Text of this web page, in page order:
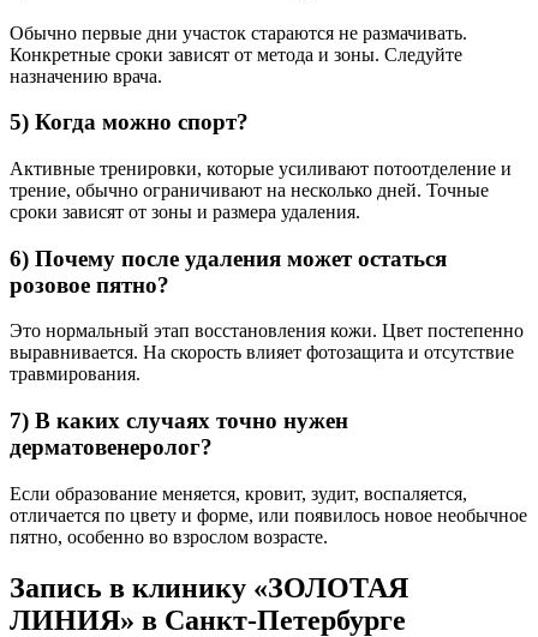
Обычно первые дни участок стараются не размачивать.
Конкретные сроки зависят от метода и зоны. Следуйте
назначению врача.
5) Когда можно спорт?
Активные тренировки, которые усиливают потоотделение и
трение, обычно ограничивают на несколько дней. Точные
сроки зависят от зоны и размера удаления.
6) Почему после удаления может остаться
розовое пятно?
Это нормальный этап восстановления кожи. Цвет постепенно
выравнивается. На скорость влияет фотозащита и отсутствие
травмирования.
7) В каких случаях точно нужен
дерматовенеролог?
Если образование меняется, кровит, зудит, воспаляется,
отличается по цвету и форме, или появилось новое необычное
пятно, особенно во взрослом возрасте.
Запись в клинику «ЗОЛОТАЯ
ЛИНИЯ» в Санкт-Петербурге